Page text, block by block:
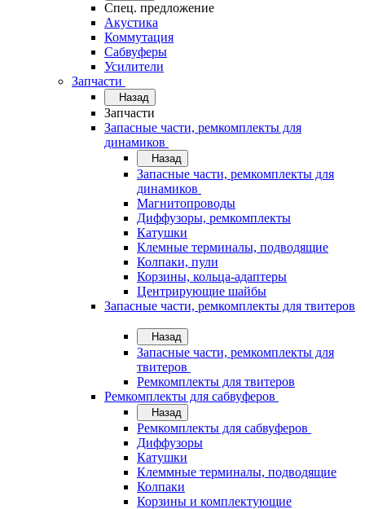
Спец. предложение
Акустика
Коммутация
Сабвуферы
Усилители
Запчасти
Назад
Запчасти
Запасные части, ремкомплекты для
динамиков
Назад
Запасные части, ремкомплекты для
динамиков
Магнитопроводы
Диффузоры, ремкомплекты
Катушки
Клемные терминалы, подводящие
Колпаки, пули
Корзины, кольца-адаптеры
Центрирующие шайбы
Запасные части, ремкомплекты для твитеров
Назад
Запасные части, ремкомплекты для
твитеров
Ремкомплекты для твитеров
Ремкомплекты для сабвуферов
Назад
Ремкомплекты для сабвуферов
Диффузоры
Катушки
Клеммные терминалы, подводящие
Колпаки
Корзины и комплектующие